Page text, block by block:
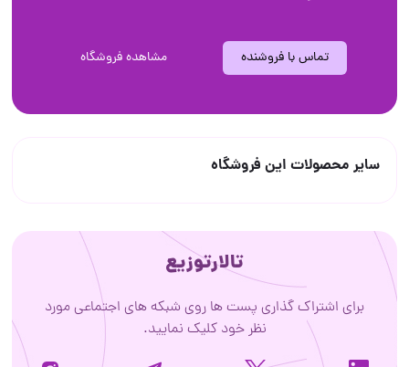
تماس با فروشنده مشاهده فروشگاه
سایر محصولات این فروشگاه
تالارتوزیع
برای اشتراک گذاری پست ها روی شبکه های اجتماعی مورد
نظر خود کلیک نمایید.